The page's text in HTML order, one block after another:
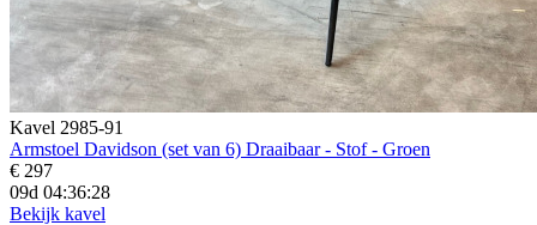
Kavel 2985-91
Armstoel Davidson (set van 6) Draaibaar - Stof - Groen
€ 297
09d 04:36:27
Bekijk kavel